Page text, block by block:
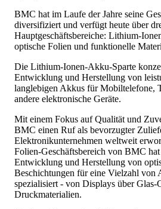
BMC hat im Laufe der Jahre seine
diversifiziert und verfügt heute über
Hauptgeschäftsbereiche: Lithium-
optische Folien und funktionelle
Die Lithium-Ionen-Akku-Sparte
Entwicklung und Herstellung von
langlebigen Akkus für Mobiltelefone,
andere elektronische Geräte.
Mit einem Fokus auf Qualität und
BMC einen Ruf als bevorzugter
Elektronikunternehmen weltweit
Folien-Geschäftsbereich von BMC
Entwicklung und Herstellung von
Beschichtungen für eine Vielzahl von
spezialisiert - von Displays über Glas-
Druckmaterialien.